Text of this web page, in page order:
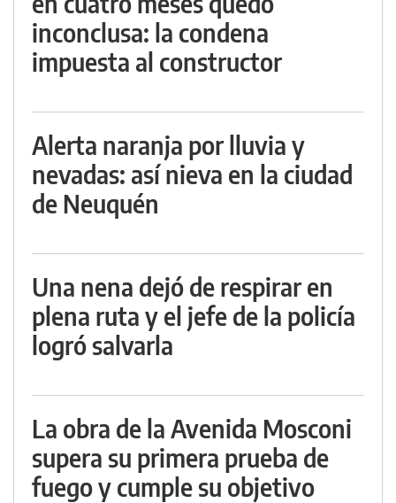
inconclusa: la condena
impuesta al constructor
Alerta naranja por lluvia y
nevadas: así nieva en la ciudad
de Neuquén
Una nena dejó de respirar en
plena ruta y el jefe de la policía
logró salvarla
La obra de la Avenida Mosconi
supera su primera prueba de
fuego y cumple su objetivo